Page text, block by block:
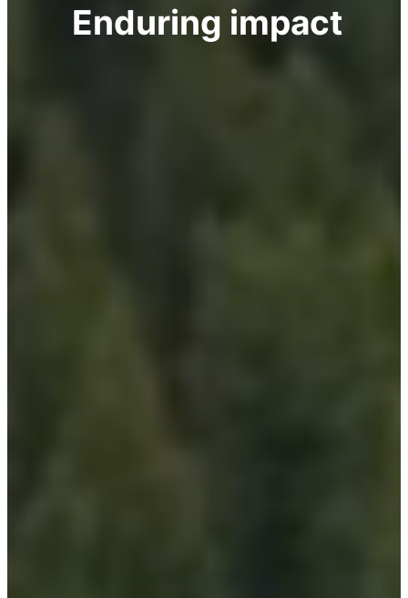
Enduring impact